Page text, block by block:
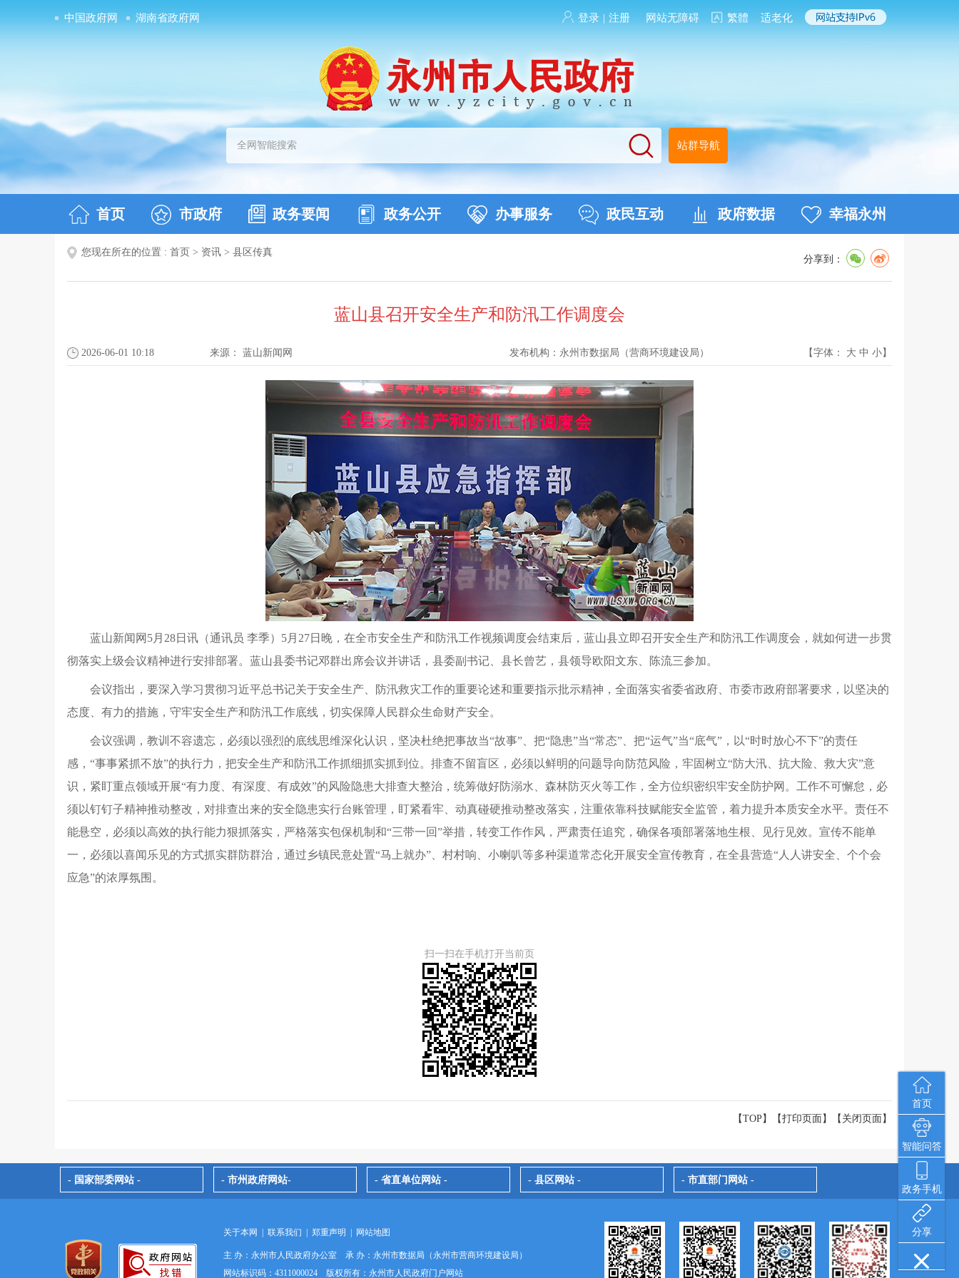
中国政府网 湖南省政府网 登录 | 注册 网站无障碍 繁體 适老化
站群导航
首页 市政府 政务要闻 政务公开 办事服务 政民互动 政府数据 幸福永州
首页
智能问答
政务手机
分享
您现在所在的位置 : 首页 > 资讯 > 县区传真
分享到：
蓝山县召开安全生产和防汛工作调度会
2026-06-01 10:18 来源： 蓝山新闻网 发布机构： 永州市数据局（营商环境建设局） 【字体： 大 中 小】
蓝山新闻网5月28日讯（通讯员 李季）5月27日晚，在全市安全生产和防汛工作视频调度会结束后，蓝山县立即召开安全生产和防汛工作调度会，就如何进一步贯
彻落实上级会议精神进行安排部署。蓝山县委书记邓群出席会议并讲话，县委副书记、县长曾艺，县领导欧阳文东、陈流三参加。
会议指出，要深入学习贯彻习近平总书记关于安全生产、防汛救灾工作的重要论述和重要指示批示精神，全面落实省委省政府、市委市政府部署要求，以坚决的
态度、有力的措施，守牢安全生产和防汛工作底线，切实保障人民群众生命财产安全。
会议强调，教训不容遗忘，必须以强烈的底线思维深化认识，坚决杜绝把事故当“故事”、把“隐患”当“常态”、把“运气”当“底气”，以“时时放心不下”的责任
感，“事事紧抓不放”的执行力，把安全生产和防汛工作抓细抓实抓到位。排查不留盲区，必须以鲜明的问题导向防范风险，牢固树立“防大汛、抗大险、救大灾”意
识，紧盯重点领域开展“有力度、有深度、有成效”的风险隐患大排查大整治，统筹做好防溺水、森林防灭火等工作，全方位织密织牢安全防护网。工作不可懈怠，必
须以钉钉子精神推动整改，对排查出来的安全隐患实行台账管理，盯紧看牢、动真碰硬推动整改落实，注重依靠科技赋能安全监管，着力提升本质安全水平。责任不
能悬空，必须以高效的执行能力狠抓落实，严格落实包保机制和“三带一回”举措，转变工作作风，严肃责任追究，确保各项部署落地生根、见行见效。宣传不能单
一，必须以喜闻乐见的方式抓实群防群治，通过乡镇民意处置“马上就办”、村村响、小喇叭等多种渠道常态化开展安全宣传教育，在全县营造“人人讲安全、个个会
应急”的浓厚氛围。
扫一扫在手机打开当前页
【TOP】 【打印页面 】【 关闭页面 】
- 国家部委网站 - - 市州政府网站- - 省直单位网站 - - 县区网站 - - 市直部门网站 -
关于本网 联系我们 郑重声明 网站地图
主 办：永州市人民政府办公室 承 办：永州市数据局（永州市营商环境建设局）
网站标识码：4311000024 版权所有：永州市人民政府门户网站